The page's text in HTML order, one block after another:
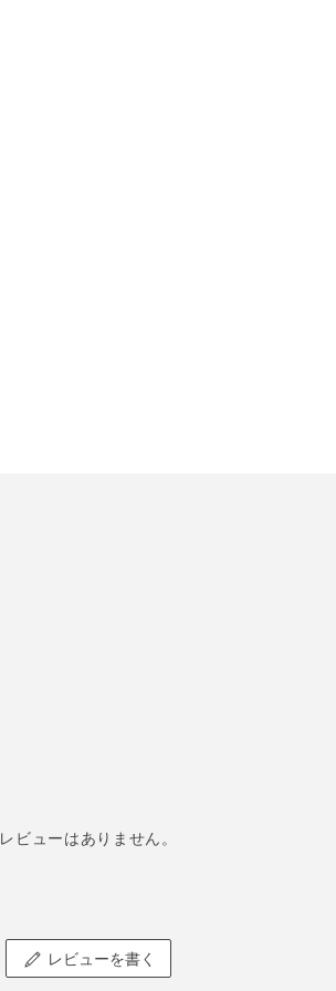
レビューはありません。
レビューを書く